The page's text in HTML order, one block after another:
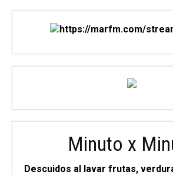
Minuto x
Descuidos al lavar frutas,